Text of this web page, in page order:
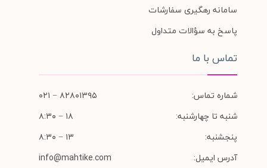
سامانه رهگیری سفارشات
پاسخ به سؤالات متداول
تماس با ما
شماره تماس:
۸۲۸۰۱۳۹۵ − ۰۲۱
شنبه تا چهارشنبه:
۱۸ − ۸:۳۰
پنجشنبه:
۱۳ − ۸:۳۰
آدرس ایمیل:
info@mahtike.com